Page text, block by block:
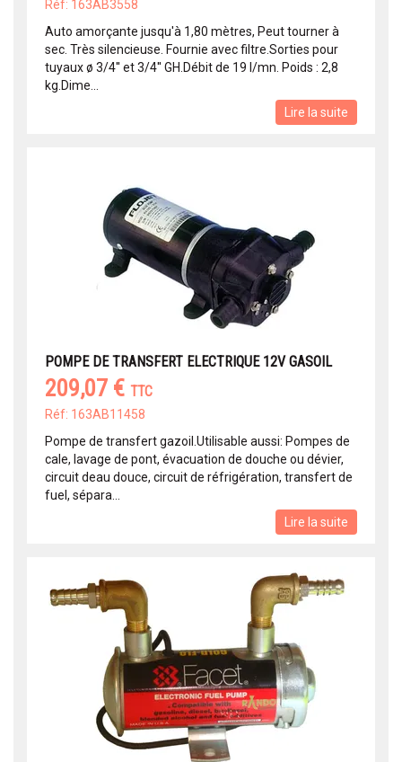
Réf: 163AB3558
Auto amorçante jusqu'à 1,80 mètres, Peut tourner à
sec. Très silencieuse. Fournie avec filtre.Sorties pour
tuyaux ø 3/4'' et 3/4'' GH.Débit de 19 l/mn. Poids : 2,8
kg.Dime...
Lire la suite
POMPE DE TRANSFERT ELECTRIQUE 12V GASOIL
209,07 € TTC
Réf: 163AB11458
Pompe de transfert gazoil.Utilisable aussi: Pompes de
cale, lavage de pont, évacuation de douche ou dévier,
circuit deau douce, circuit de réfrigération, transfert de
fuel, sépara...
Lire la suite